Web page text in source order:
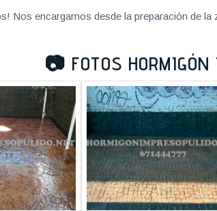
Nos encargamos desde la preparación de
📷 FOTOS HORMIGÓN